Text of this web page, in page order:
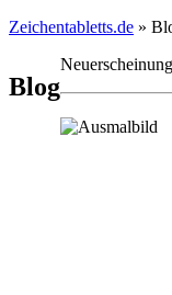
Zeichentabletts.de »
Blog